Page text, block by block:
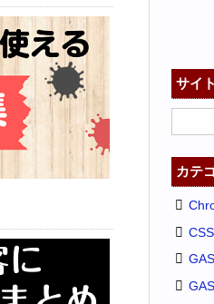
サイ
カテ
CSS
GAS